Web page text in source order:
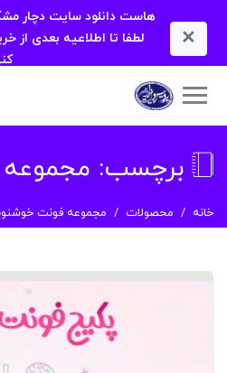
×
هاست دانلود سایت دچار
لطفا تا اطلاعیه بعدی از
برچسب: مجموعه
خانه محصولات مجموعه فونت